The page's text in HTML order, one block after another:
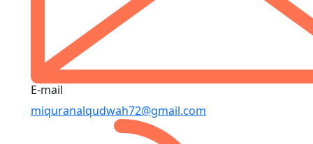
E-mail
miquranalqudwah72@gmail.com